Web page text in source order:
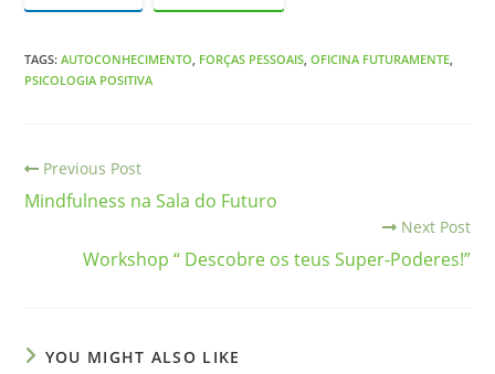
TAGS:AUTOCONHECIMENTO, FORÇAS PESSOAIS, OFICINA FUTURAMENTE,
PSICOLOGIA POSITIVA
Previous Post
Mindfulness na Sala do Futuro
Next Post
Workshop “ Descobre os teus Super-Poderes!”
YOU MIGHT ALSO LIKE